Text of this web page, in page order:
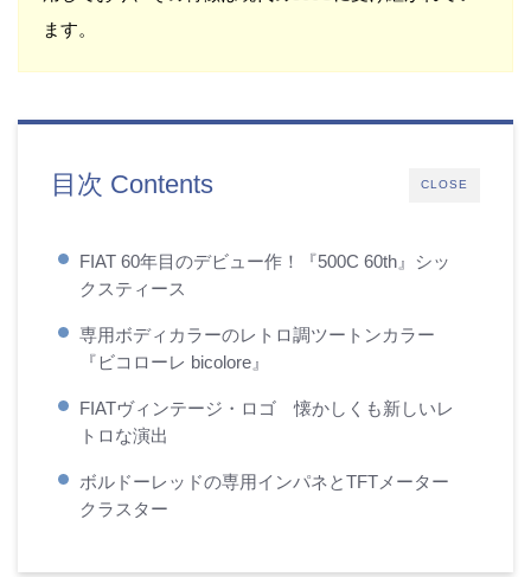
ます。
CLOSE
目次 Contents
FIAT 60年目のデビュー作！『500C 60th』シッ
クスティース
専用ボディカラーのレトロ調ツートンカラー
『ビコローレ bicolore』
FIATヴィンテージ・ロゴ 懐かしくも新しいレ
トロな演出
ボルドーレッドの専用インパネとTFTメーター
クラスター